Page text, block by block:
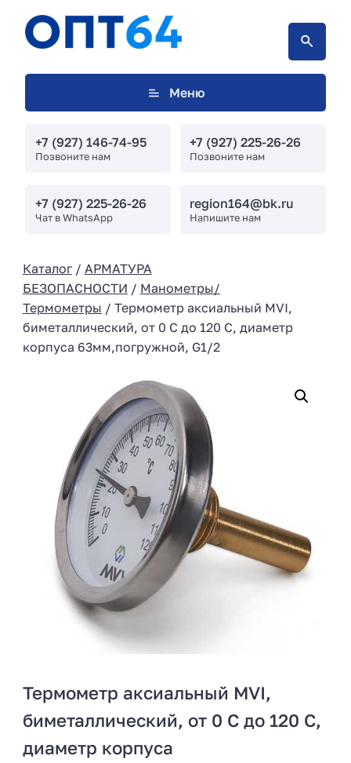
Меню
+7 (927) 146-74-95
Позвоните нам
+7 (927) 225-26-26
Позвоните нам
+7 (927) 225-26-26
Чат в WhatsApp
region164@bk.ru
Напишите нам
Каталог/ АРМАТУРА
БЕЗОПАСНОСТИ / Манометры/
Термометры / Термометр аксиальный MVI,
биметаллический, от 0 С до 120 С, диаметр
корпуса 63мм,погружной, G1/2
Термометр аксиальный MVI,
биметаллический, от 0 С до 120 С,
диаметр корпуса